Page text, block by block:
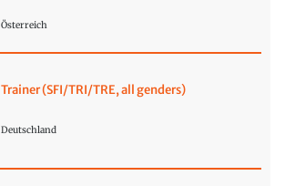
Österreich
Trainer (SFI/TRI/TRE, all genders)
Deutschland